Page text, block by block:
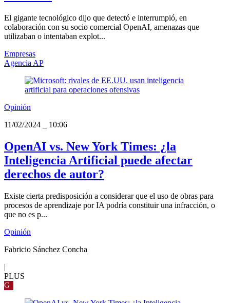
El gigante tecnológico dijo que detectó e interrumpió, en
colaboración con su socio comercial OpenAI, amenazas que
utilizaban o intentaban explot...
Empresas
Agencia AP
Opinión
11/02/2024
10:06
OpenAI vs. New York Times: ¿la
Inteligencia Artificial puede afectar
derechos de autor?
Existe cierta predisposición a considerar que el uso de obras para
procesos de aprendizaje por IA podría constituir una infracción, o
que no es p...
Opinión
Fabricio Sánchez Concha
|
PLUS
G